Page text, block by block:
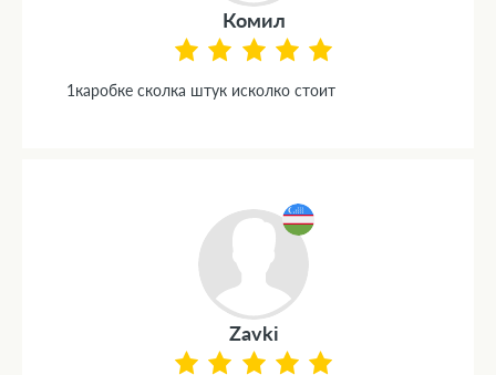
Комил
1каробке сколка штук исколко стоит
Zavki